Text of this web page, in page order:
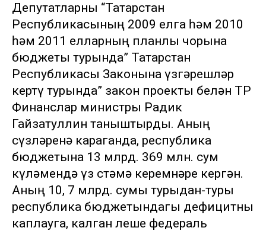
Депутатларны “Татарстан
Республикасының 2009 елга һәм 2010
һәм 2011 елларның планлы чорына
бюджеты турында” Татарстан
Республикасы Законына үзгәрешләр
кертү турында” закон проекты белән ТР
Финанслар министры Радик
Гайзатуллин таныштырды. Аның
сүзләренә караганда, республика
бюджетына 13 млрд. 369 млн. сум
күләмендә үз өстәмә керемнәре кергән.
Аның 10, 7 млрд. сумы турыдан-туры
республика бюджетындагы дефицитны
каплауга, калган өлеше федераль